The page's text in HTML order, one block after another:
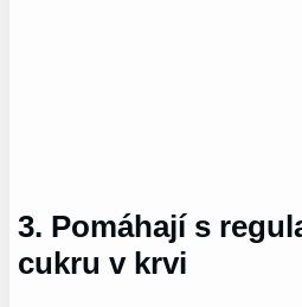
3. Pomáhají s
cukru v krvi